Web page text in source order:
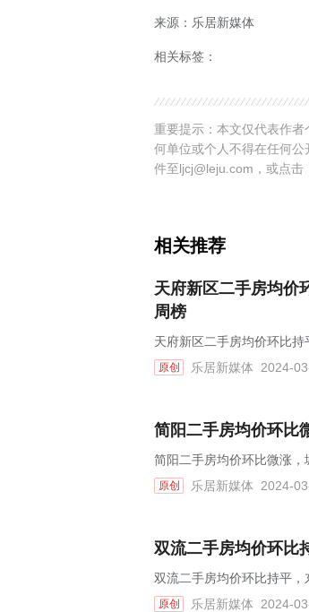
来源：乐居新媒体
相关标签：
重要提示：本文仅代表作
何单位或个人不得在任何
件至ljcj@leju.com，或点击
相关推荐
天府新区二手房均价
周榜
天府新区二手房均价环比
原创 乐居新媒体 2024-
简阳二手房均价环比
简阳二手房均价环比微涨
原创 乐居新媒体 2024-
双流二手房均价环比
双流二手房均价环比持平
原创 乐居新媒体 2024-